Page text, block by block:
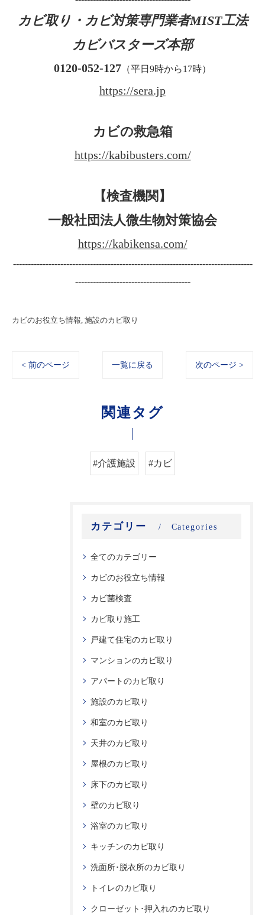
カビ取り・カビ対策専門業者MIST工法
カビバスターズ本部
0120-052-127 （平日9時から17時）
https://sera.jp
カビの救急箱
https://kabibusters.com/
【検査機関】
一般社団法人微生物対策協会
https://kabikensa.com/
---------------------------------------------------------------------------------
---------------------------------------
カビのお役立ち情報 施設のカビ取り
< 前のページ 一覧に戻る 次のページ >
関連タグ
#介護施設 #カビ
カテゴリー Categories
全てのカテゴリー
カビのお役立ち情報
カビ菌検査
カビ取り施工
戸建て住宅のカビ取り
マンションのカビ取り
アパートのカビ取り
施設のカビ取り
和室のカビ取り
天井のカビ取り
屋根のカビ取り
床下のカビ取り
壁のカビ取り
浴室のカビ取り
キッチンのカビ取り
洗面所･脱衣所のカビ取り
トイレのカビ取り
クローゼット･押入れのカビ取り